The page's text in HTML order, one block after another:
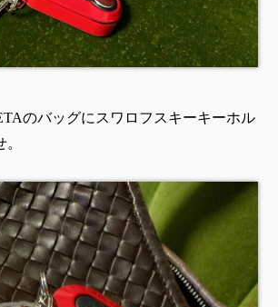
のバッグにスワロフスキーキーホル